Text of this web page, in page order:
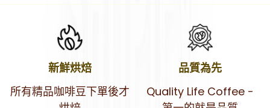
新鮮烘焙
所有精品咖啡豆下單後才
品質為先
Quality Life Coffee -